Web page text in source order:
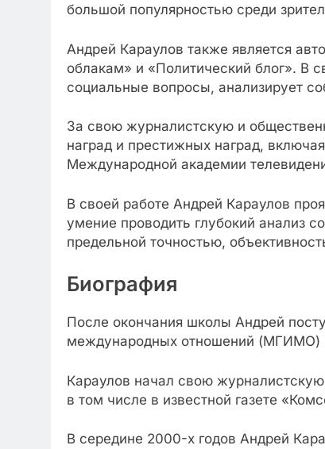
большой популярностью среди
Андрей Караулов также является
облакам» и «Политический блог». В
социальные вопросы, анализирует
За свою журналистскую и
наград и престижных наград,
Международной академии
В своей работе Андрей Караулов
умение проводить глубокий анализ
предельной точностью,
Биография
После окончания школы Андрей
международных отношений (МГИМО)
Караулов начал свою
в том числе в известной газете
В середине 2000-х годов Андрей